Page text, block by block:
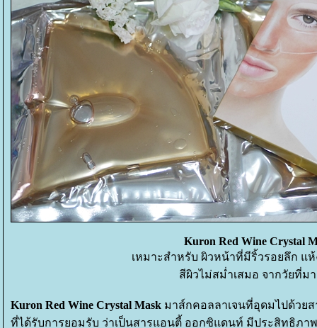
Kuron Red Wine Crystal
เหมาะสำหรับ ผิวหน้าที่มีริ้วรอยลึก แ
สีผิวไม่สม่ำเสมอ จากวัยที่ม
Kuron Red Wine Crystal Mask มาส์กคอลลาเจนที่อุดมไปด้วย
ที่ได้รับการยอมรับ ว่าเป็นสารแอนตี้ ออกซิแดนท์ มีประสิทธิภา